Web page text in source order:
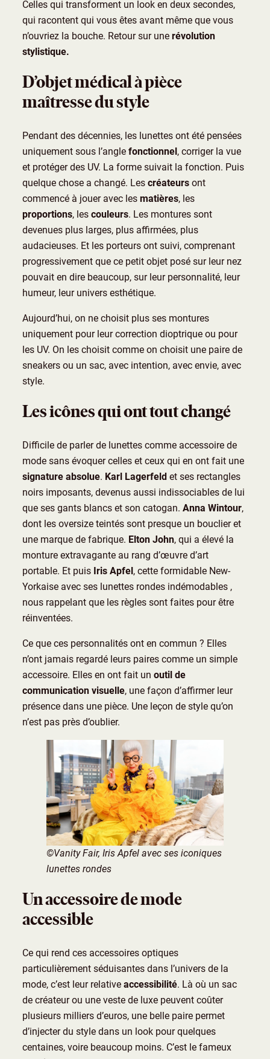
Celles qui transforment un look en deux secondes,
qui racontent qui vous êtes avant même que vous
n’ouvriez la bouche. Retour sur une révolution
stylistique.
D’objet médical à pièce
maîtresse du style
Pendant des décennies, les lunettes ont été pensées
uniquement sous l’angle fonctionnel, corriger la vue
et protéger des UV. La forme suivait la fonction. Puis
quelque chose a changé. Les créateursont
commencé à jouer avec les matières, les
proportions, les couleurs. Les montures sont
devenues plus larges, plus affirmées, plus
audacieuses. Et les porteurs ont suivi, comprenant
progressivement que ce petit objet posé sur leur nez
pouvait en dire beaucoup, sur leur personnalité, leur
humeur, leur univers esthétique.
Aujourd’hui, on ne choisit plus ses montures
uniquement pour leur correction dioptrique ou pour
les UV. On les choisit comme on choisit une paire de
sneakers ou un sac, avec intention, avec envie, avec
style.
Les icônes qui ont tout changé
Difficile de parler de lunettes comme accessoire de
mode sans évoquer celles et ceux qui en ont fait une
signature absolue. Karl Lagerfeldet ses rectangles
noirs imposants, devenus aussi indissociables de lui
que ses gants blancs et son catogan. Anna Wintour,
dont les oversize teintés sont presque un bouclier et
une marque de fabrique. Elton John, qui a élevé la
monture extravagante au rang d’œuvre d’art
portable. Et puis Iris Apfel, cette formidable New-
Yorkaise avec ses lunettes rondes indémodables ,
nous rappelant que les règles sont faites pour être
réinventées.
Ce que ces personnalités ont en commun ? Elles
n’ont jamais regardé leurs paires comme un simple
accessoire. Elles en ont fait un outil de
communication visuelle, une façon d’affirmer leur
présence dans une pièce. Une leçon de style qu’on
n’est pas près d’oublier.
©Vanity Fair, Iris Apfel avec ses iconiques
lunettes rondes
Un accessoire de mode
accessible
Ce qui rend ces accessoires optiques
particulièrement séduisantes dans l’univers de la
mode, c’est leur relative accessibilité. Là où un sac
de créateur ou une veste de luxe peuvent coûter
plusieurs milliers d’euros, une belle paire permet
d’injecter du style dans un look pour quelques
centaines, voire beaucoup moins. C’est le fameux